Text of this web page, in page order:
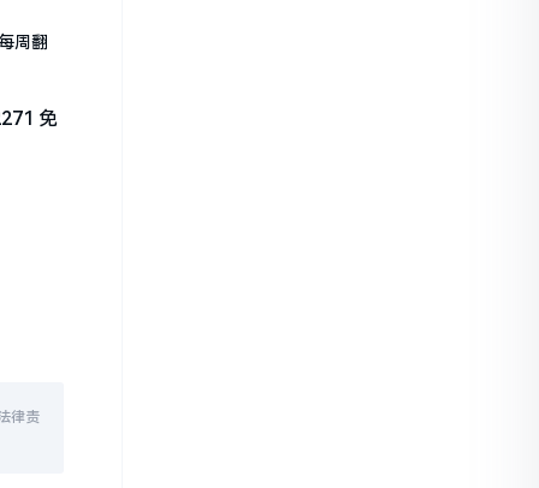
周翻
免
律责